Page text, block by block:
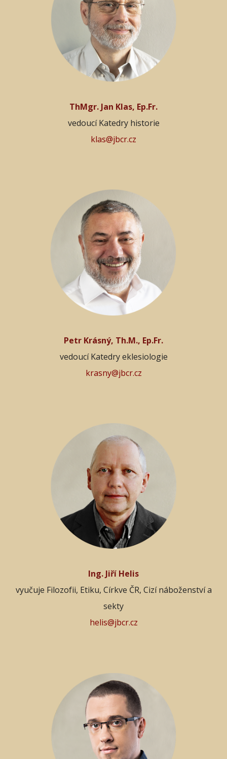
ThMgr. Jan Klas, Ep.Fr.
vedoucí Katedry historie
klas@jbcr.cz
Petr Krásný, Th.M., Ep.Fr.
vedoucí Katedry eklesiologie
krasny@jbcr.cz
Ing. Jiří Helis
vyučuje Filozofii, Etiku, Církve ČR, Cizí náboženství a
sekty
helis@jbcr.cz